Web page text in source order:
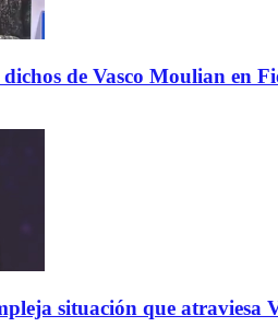
de Vasco Moulian en
situación que